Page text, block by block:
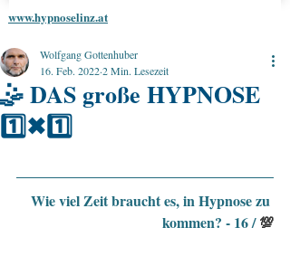
www.hypnoselinz.at
🤹 DAS große HYPNOSE
1️⃣✖1️⃣
Wolfgang Gottenhuber
16. Feb. 20222 Min. Lesezeit
Wie viel Zeit braucht es, in Hypnose zu
kommen? - 16 / 💯